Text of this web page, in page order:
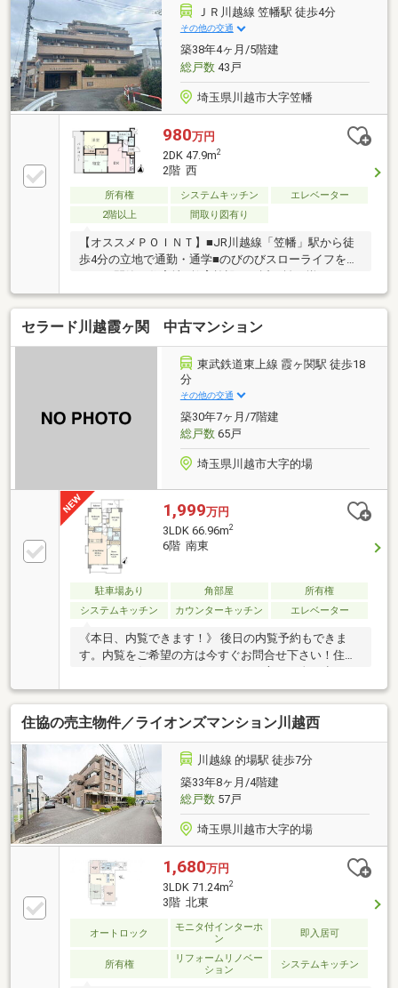
支払いがいくらになるの？私たちはどのくらいのロー
ンが組めるの？車のローンがあるけど、ローン組める
の？♪どんな事も、業界１０年以上スタッフがサポー
トします♪■ ■ ■ お問い合わせ番号■ ■ ■０４９３－６２
－５２２３
ＪＲ川越線 笠幡駅 徒歩4分
その他の交通
築38年4ヶ月/5階建
総戸数43戸
埼玉県川越市大字笠幡
980万円
2DK 47.9m2
2階 西
所有権 システムキッチン
エレベーター
2階以上
間取り図有り
【オススメＰＯＩＮＴ】■JR川越線「笠幡」駅から徒
歩4分の立地で通勤・通学■のびのびスローライフを叶
パー・コンビニ徒歩５分圏内■女性の暮らしも安心の
オートロック付き■玄関近くに配置された洗面室は帰
宅後の手洗いに便利■リビング横の和室付きでほっと
一息できる時間が素敵■玄関からは廊下とドアで区切
られ、プライバシーを守ります
△▼△▼△▼△▼△▼△▼△▼△▼△▼△▼△▼△▼△▼
埼玉エリアの不動産の事は『ベストセレクト』へお任
せください！資料請求・ローン相談大歓迎。メール
（資料請求）またはお電話でお気軽にお問い合わせく
セラード川越霞ヶ関 中古マンション
東武鉄道東上線 霞ヶ関駅 徒歩18
分
その他の交通
築30年7ヶ月/7階建
総戸数65戸
埼玉県川越市大字的場
1,999万円
3LDK 66.96m2
6階 南東
駐車場あり 角部屋
所有権
システムキッチン
カウンターキッチン エレベーター
《本日、内覧できます！》 後日の内覧予約もできま
す。内覧をご希望の方は今すぐお問合せ下さい！住宅
方、勤続が短い方、車やカードローンのおまとめも
OK！
住協の売主物件／ライオンズマンション川越西
川越線 的場駅 徒歩7分
築33年8ヶ月/4階建
総戸数57戸
埼玉県川越市大字的場
1,680万円
3LDK 71.24m2
3階 北東
オートロック
モニタ付インターホ
ン
即入居可
所有権
リフォームリノベー
ション
システムキッチン